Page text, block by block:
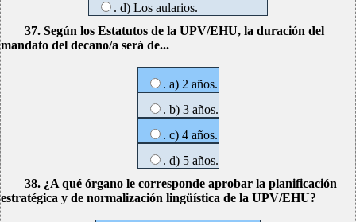
. d) Los aularios.
37. Según los Estatutos de la UPV/EHU, la duración del
mandato del decano/a será de...
. a) 2 años.
. b) 3 años.
. c) 4 años.
. d) 5 años.
38. ¿A qué órgano le corresponde aprobar la planificación
estratégica y de normalización lingüística de la UPV/EHU?